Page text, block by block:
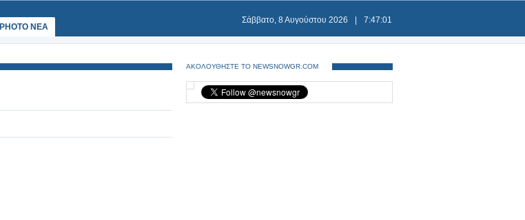
PHOTO NEA
Σάββατο, 8 Αυγούστου 2026 7:47:01
ΑΚΟΛΟΥΘΗΣΤΕ ΤΟ NEWSNOWGR.COM